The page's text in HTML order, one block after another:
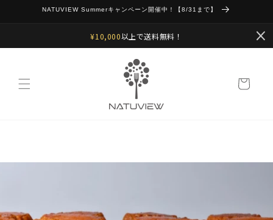
ンツにNATUVIEW Summerキャンペーン開催中！【8/31まで】
¥10,000以上で送料無料！
ー